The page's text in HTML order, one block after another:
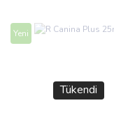
Yeni
Tükendi